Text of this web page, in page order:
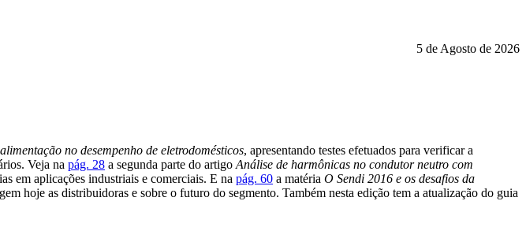
5 de Agosto de 2026
no desempenho de eletrodomésticos, apresentando testes efetuados para verificar a
Veja na pág. 28 a segunda parte do artigo Análise de harmônicas no condutor neutro com
em aplicações industriais e comerciais. E na pág. 60 a matéria O Sendi 2016 e os desafios da
hoje as distribuidoras e sobre o futuro do segmento. Também nesta edição tem a atualização do guia